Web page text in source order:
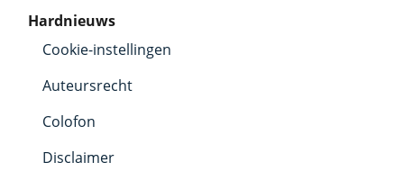
Hardnieuws
Cookie-instellingen
Auteursrecht
Colofon
Disclaimer